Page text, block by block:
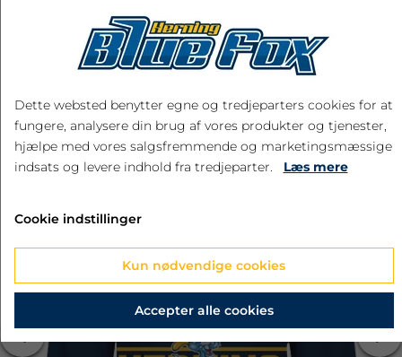
RELATEREDE PRODUKTER
‹ ›
Dette websted benytter egne og tredjeparters cookies for at
fungere, analysere din brug af vores produkter og tjenester,
hjælpe med vores salgsfremmende og marketingsmæssige
indsats og levere indhold fra tredjeparter.
Læs mere
Cookie indstillinger
Kun nødvendige cookies
Accepter alle cookies